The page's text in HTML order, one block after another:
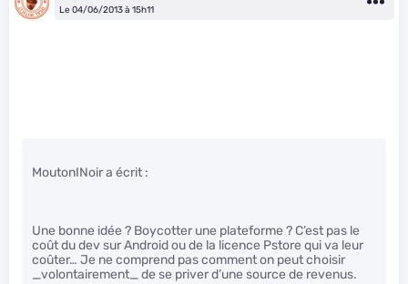
Le 04/06/2013 à 15h11
MoutonINoir a écrit :
Une bonne idée ? Boycotter une plateforme ? C’est pas le
coût du dev sur Android ou de la licence Pstore qui va leur
coûter… Je ne comprend pas comment on peut choisir
_volontairement_ de se priver d’une source de revenus.